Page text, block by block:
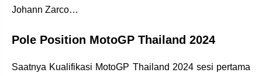
Johann Zarco…
Pole Position MotoGP Thailand 2024
Saatnya Kualifikasi MotoGP Thailand 2024 sesi pertama